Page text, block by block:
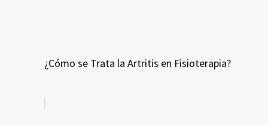
¿Cómo se Trata la Artritis en Fisioterapia?